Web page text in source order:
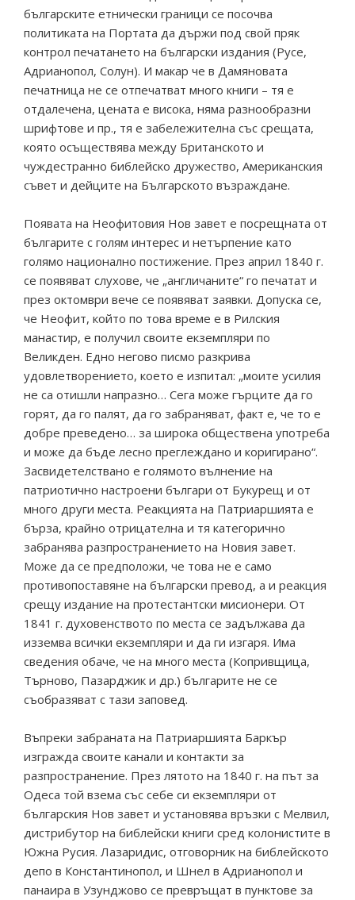
българските етнически граници се посочва
политиката на Портата да държи под свой пряк
контрол печатането на български издания (Русе,
Адрианопол, Солун). И макар че в Дамяновата
печатница не се отпечатват много книги – тя е
отдалечена, цената е висока, няма разнообразни
шрифтове и пр., тя е забележителна със срещата,
която осъществява между Британското и
чуждестранно библейско дружество, Американския
съвет и дейците на Българското възраждане.
Появата на Неофитовия Нов завет е посрещната от
българите с голям интерес и нетърпение като
голямо национално постижение. През април 1840 г.
се появяват слухове, че „англичаните“ го печатат и
през октомври вече се появяват заявки. Допуска се,
че Неофит, който по това време е в Рилския
манастир, е получил своите екземпляри по
Великден. Едно негово писмо разкрива
удовлетворението, което е изпитал: „моите усилия
не са отишли напразно… Сега може гърците да го
горят, да го палят, да го забраняват, факт е, че то е
добре преведено… за широка обществена употреба
и може да бъде лесно преглеждано и коригирано“.
Засвидетелствано е голямото вълнение на
патриотично настроени българи от Букурещ и от
много други места. Реакцията на Патриаршията е
бърза, крайно отрицателна и тя категорично
забранява разпространението на Новия завет.
Може да се предположи, че това не е само
противопоставяне на български превод, а и реакция
срещу издание на протестантски мисионери. От
1841 г. духовенството по места се задължава да
изземва всички екземпляри и да ги изгаря. Има
сведения обаче, че на много места (Копривщица,
Търново, Пазарджик и др.) българите не се
съобразяват с тази заповед.
Въпреки забраната на Патриаршията Баркър
изгражда своите канали и контакти за
разпространение. През лятото на 1840 г. на път за
Одеса той взема със себе си екземпляри от
българския Нов завет и установява връзки с Мелвил,
дистрибутор на библейски книги сред колонистите в
Южна Русия. Лазаридис, отговорник на библейското
депо в Константинопол, и Шнел в Адрианопол и
панаира в Узунджово се превръщат в пунктове за